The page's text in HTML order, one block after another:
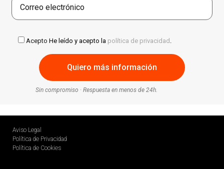
Acepto He leído y acepto la política de privacidad
Sin compromiso · Respuesta en menos de 24h.
Aviso Legal
Política de Privacidad
Política de Cookies